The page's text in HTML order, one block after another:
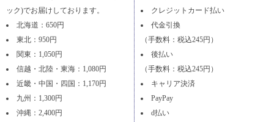
ック)でお届けしております。
北海道：650円
東北：950円
関東：1,050円
信越・北陸・東海：1,080円
近畿・中国・四国：1,170円
九州：1,300円
沖縄：2,400円
クレジットカード払い
代金引換
（手数料：税込245円）
後払い
（手数料：税込245円）
キャリア決済
PayPay
d払い